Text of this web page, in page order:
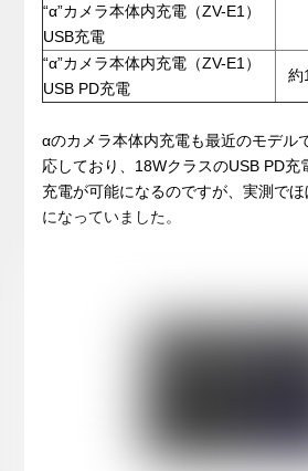
“α”カメラ本体内充電（ZV-E1）
USB充電
“α”カメラ本体内充電（ZV-E1）
USB PD充電
約
αのカメラ本体内充電も最近のモデル
応しており、18WクラスのUSB PD充
充電が可能になるのですが、実測で
になっていました。